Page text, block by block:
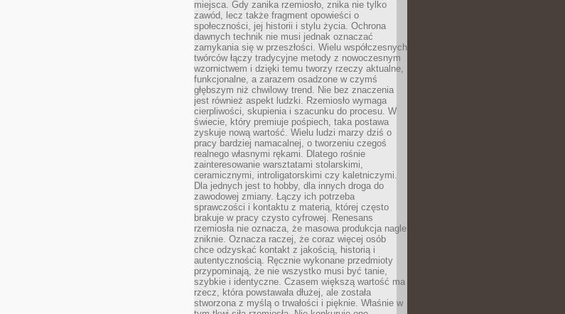
miejsca. Gdy zanika rzemiosło, znika nie tylko
zawód, lecz także fragment opowieści o
społeczności, jej historii i stylu życia. Ochrona
dawnych technik nie musi jednak oznaczać
zamykania się w przeszłości. Wielu współczesnych
twórców łączy tradycyjne metody z nowoczesnym
wzornictwem i dzięki temu tworzy rzeczy aktualne,
funkcjonalne, a zarazem osadzone w czymś
głębszym niż chwilowy trend. Nie bez znaczenia
jest również aspekt ludzki. Rzemiosło wymaga
cierpliwości, skupienia i szacunku do procesu. W
świecie, który premiuje pośpiech, taka postawa
zyskuje nową wartość. Wielu ludzi marzy dziś o
pracy bardziej namacalnej, o tworzeniu czegoś
realnego własnymi rękami. Dlatego rośnie
zainteresowanie warsztatami stolarskimi,
ceramicznymi, introligatorskimi czy kaletniczymi.
Dla jednych jest to hobby, dla innych droga do
zawodowej zmiany. Łączy ich potrzeba
sprawczości i kontaktu z materią, której często
brakuje w pracy czysto cyfrowej. Renesans
rzemiosła nie oznacza, że masowa produkcja nagle
zniknie. Oznacza raczej, że coraz więcej osób
chce odzyskać kontakt z jakością, historią i
autentycznością. Ręcznie wykonane przedmioty
przypominają, że nie wszystko musi być tanie,
szybkie i identyczne. Czasem większą wartość ma
rzecz, która powstawała dłużej, ale została
stworzona z myślą o trwałości i pięknie. Właśnie w